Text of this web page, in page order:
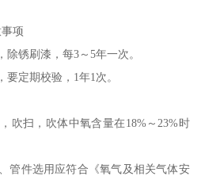
项
锈刷漆，每3～5年一次。
定期校验，1年1次。
吹扫，吹体中氧含量在18%～23%时
管件选用应符合《氧气及相关气体安